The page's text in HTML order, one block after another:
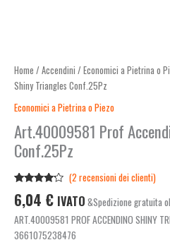
Home / Accendini / Economici a Pietrina o
Shiny Triangles Conf.25Pz
Economici a Pietrina o Piezo
Art.40009581 Prof
Conf.25Pz
4.00
su
5 su
base di
(2 recensioni dei clienti)
6,04 € IVATO &Spedizione gratuita
ART.40009581 PROF ACCENDINO SHINY
3661075238476